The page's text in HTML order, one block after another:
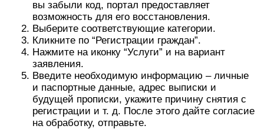
вы забыли код, портал предоставляет
возможность для его восстановления.
Выберите соответствующие категории.
Кликните по “Регистрации граждан”.
Нажмите на иконку “Услуги” и на вариант
заявления.
Введите необходимую информацию – личные
и паспортные данные, адрес выписки и
будущей прописки, укажите причину снятия с
регистрации и т. д. После этого дайте согласие
на обработку, отправьте.